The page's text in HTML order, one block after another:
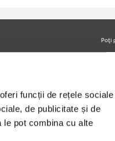
funcții de rețele
de publicitate și de
pot combina cu alte
uri
Poţi